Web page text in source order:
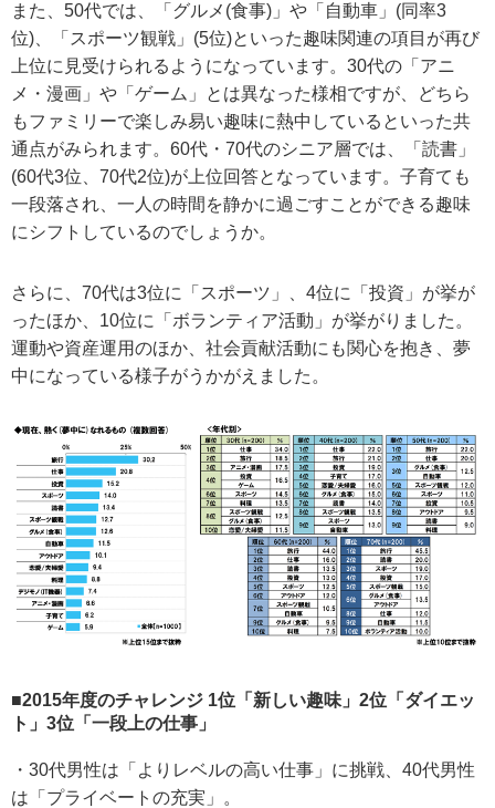
また、50代では、「グルメ(食事)」や「自動車」(同率3
位)、「スポーツ観戦」(5位)といった趣味関連の項目が再び
上位に見受けられるようになっています。30代の「アニ
メ・漫画」や「ゲーム」とは異なった様相ですが、どちら
もファミリーで楽しみ易い趣味に熱中しているといった共
通点がみられます。60代・70代のシニア層では、「読書」
(60代3位、70代2位)が上位回答となっています。子育ても
一段落され、一人の時間を静かに過ごすことができる趣味
にシフトしているのでしょうか。
さらに、70代は3位に「スポーツ」、4位に「投資」が挙が
ったほか、10位に「ボランティア活動」が挙がりました。
運動や資産運用のほか、社会貢献活動にも関心を抱き、夢
中になっている様子がうかがえました。
■2015年度のチャレンジ 1位「新しい趣味」2位「ダイエッ
ト」3位「一段上の仕事」
・30代男性は「よりレベルの高い仕事」に挑戦、40代男性
は「プライベートの充実」。